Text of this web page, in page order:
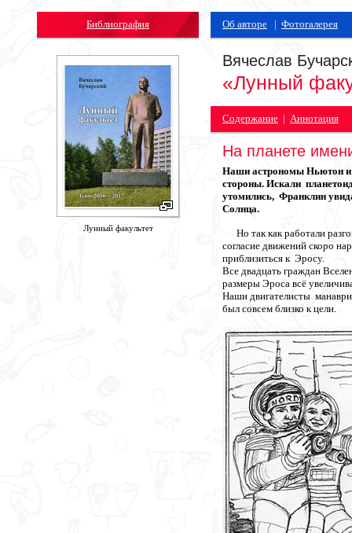
Библиография
Лунный факультет
Об авторе | Фотогалерея
Вячеслав
«Лунный
Содержание | Аннотация
На планете
Наши астрономы Ньютон и
стороны. Искали
утомились, Франклин
Солнца.
Но так как работали
согласие движений скоро
приблизиться к Эросу.
Все двадцать граждан
размеры Эроса всё
Наши двигателисты
был совсем близко к цели.